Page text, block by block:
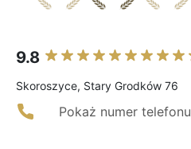
9.8
Skoroszyce, Stary Grodków 76
Pokaż numer telefonu